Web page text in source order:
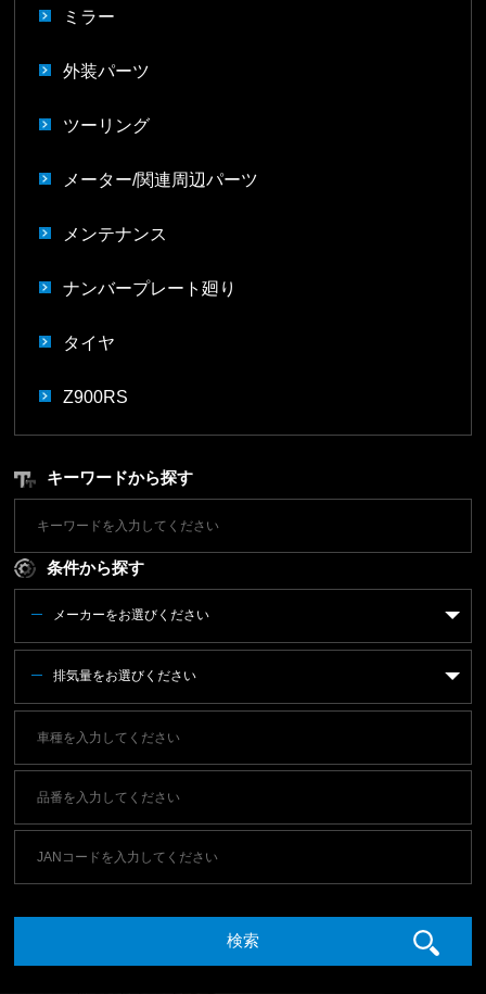
ミラー
外装パーツ
ツーリング
メーター/関連周辺パーツ
メンテナンス
ナンバープレート廻り
タイヤ
Z900RS
キーワードから探す
条件から探す
メーカーをお選びください
排気量をお選びください